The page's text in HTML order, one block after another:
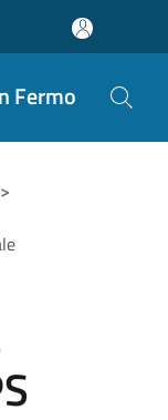
Fermo
>